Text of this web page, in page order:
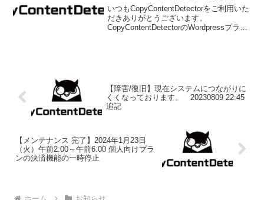
お知らせ
いつもCopyContentDetectorをご利用いた
だきありがとうございます。
CopyContentDetectorのWordpressプラグ
【障害/復旧】現在システムにつながりに
くくなっております。 20230809 22:45
追記
【メンテナンス 完了】2024年1月23日
（火）午前2:00～午前6:00 個人向けプラ
ンの決済機能の一時停止